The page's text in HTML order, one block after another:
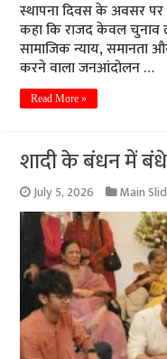
स्थापना दिवस के अवसर
कहा कि राजद केवल चुनाव
सामाजिक न्याय, समानता
करने वाला जनआंदोलन …
Read More »
शादी के बंधन में
July 5, 2026 Main